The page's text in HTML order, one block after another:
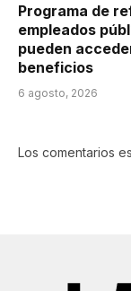
Programa de
empleados
pueden
beneficios
6 agosto, 2026
Los comentarios